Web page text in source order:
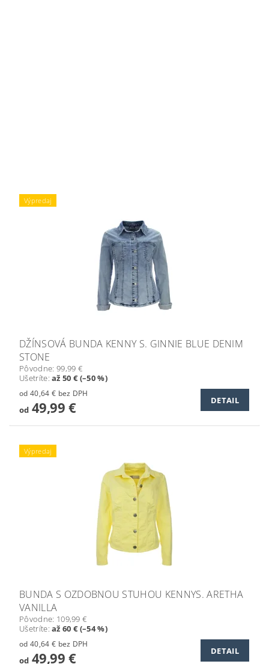
Výpredaj
DŽÍNSOVÁ BUNDA KENNY S. GINNIE BLUE DENIM
STONE
Pôvodne: 99,99 €
Ušetríte:až 50 € (–50 %)
od 40,64 € bez DPH
od49,99 € DETAIL
Výpredaj
BUNDA S OZDOBNOU STUHOU KENNYS. ARETHA
VANILLA
Pôvodne: 109,99 €
Ušetríte:až 60 € (–54 %)
od 40,64 € bez DPH
od49,99 € DETAIL